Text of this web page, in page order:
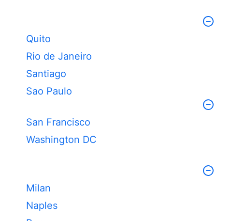
Quito
Rio de Janeiro
Santiago
Sao Paulo
San Francisco
Washington DC
Milan
Naples